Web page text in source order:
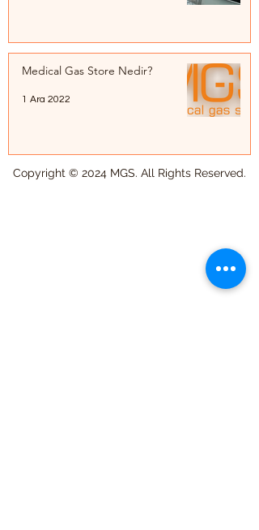
Medical Gas Store Nedir?
1 Ara 2022
Copyright © 2024 MGS. All Rights Reserved.